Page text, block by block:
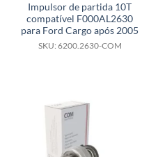
Impulsor de partida 10T
compatível F000AL2630
para Ford Cargo após 2005
SKU: 6200.2630-COM